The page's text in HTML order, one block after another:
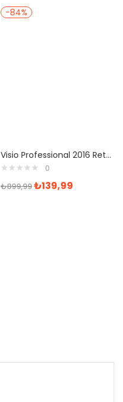
-84%
Visio Professional 2016 Retail Dijital Lisans Anahtarı
0
₺899,99₺139,99